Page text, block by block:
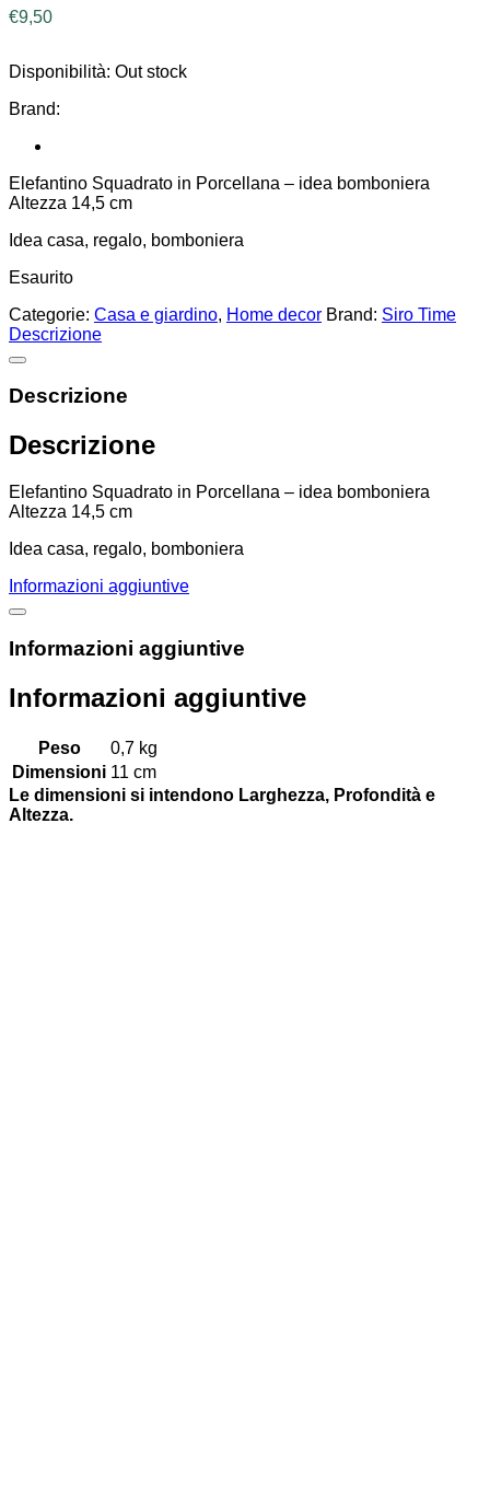
€9,50
Disponibilità: Out stock
Brand:
Elefantino Squadrato in Porcellana – idea bomboniera
Altezza 14,5 cm
Idea casa, regalo, bomboniera
Esaurito
Categorie: Casa e giardino, Home decor Brand: Siro Time
Descrizione
Descrizione
Descrizione
Elefantino Squadrato in Porcellana – idea bomboniera
Altezza 14,5 cm
Idea casa, regalo, bomboniera
Informazioni aggiuntive
Informazioni aggiuntive
Informazioni aggiuntive
Peso
0,7 kg
Dimensioni 11 cm
Le dimensioni si intendono Larghezza, Profondità e
Altezza.